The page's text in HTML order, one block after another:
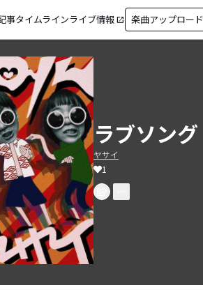
事タイムラインライブ情報 open_in_new 楽曲アップロード
ラブソング
ヤサイ
1